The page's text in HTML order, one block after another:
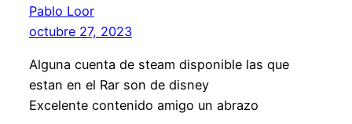
Pablo Loor
octubre 27, 2023
Alguna cuenta de steam disponible las que
estan en el Rar son de disney
Excelente contenido amigo un abrazo